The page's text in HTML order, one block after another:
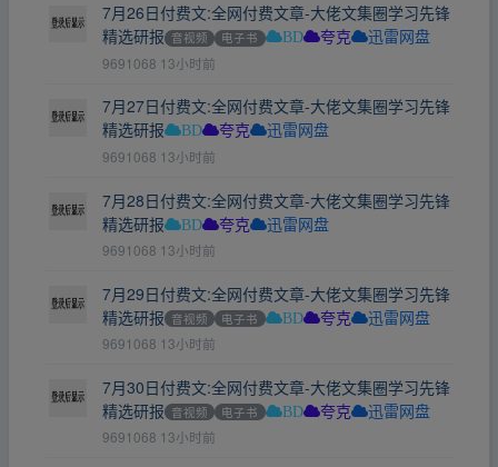
7月26日付费文:全网付费文章-大佬文集圈学习先锋
精选研报 音视频 电子书 BD 夸克 迅雷网盘
9691068 13小时前
7月27日付费文:全网付费文章-大佬文集圈学习先锋
精选研报
BD 夸克 迅雷网盘
9691068 13小时前
7月28日付费文:全网付费文章-大佬文集圈学习先锋
精选研报
BD 夸克 迅雷网盘
9691068 13小时前
7月29日付费文:全网付费文章-大佬文集圈学习先锋
精选研报 音视频 电子书 BD 夸克 迅雷网盘
9691068 13小时前
7月30日付费文:全网付费文章-大佬文集圈学习先锋
精选研报 音视频 电子书 BD 夸克 迅雷网盘
9691068 13小时前